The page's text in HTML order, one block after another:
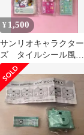
¥ 1,500
サンリオキャラクター
ズ タイルシール風キ
ーホルダー キティ
ポチャッコ 他